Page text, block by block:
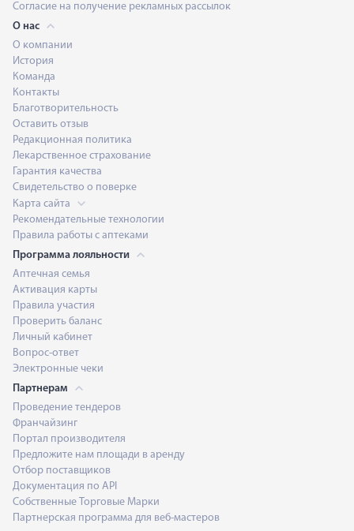
Согласие на получение рекламных рассылок
О нас
О компании
История
Команда
Контакты
Благотворительность
Оставить отзыв
Редакционная политика
Лекарственное страхование
Гарантия качества
Свидетельство о поверке
Карта сайта
Рекомендательные технологии
Правила работы с аптеками
Программа лояльности
Аптечная семья
Активация карты
Правила участия
Проверить баланс
Личный кабинет
Вопрос-ответ
Электронные чеки
Партнерам
Проведение тендеров
Франчайзинг
Портал производителя
Предложите нам площади в аренду
Отбор поставщиков
Документация по API
Собственные Торговые Марки
Партнерская программа для веб-мастеров